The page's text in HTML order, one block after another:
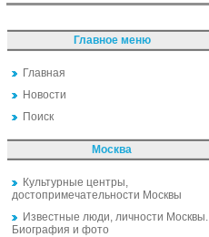
Главное меню
Главная
Новости
Поиск
Москва
Культурные центры,
достопримечательности Москвы
Известные люди, личности Москвы.
Биография и фото